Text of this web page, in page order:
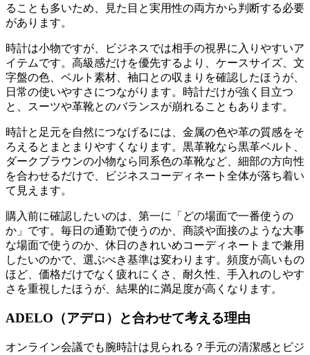
ることも多いため、見た目と実用性の両方から判断する必要
があります。
時計は小物ですが、ビジネスでは相手の視界に入りやすいア
イテムです。高級感だけを優先するより、ケースサイズ、文
字盤の色、ベルト素材、袖口との収まりを確認したほうが、
日常の使いやすさにつながります。時計だけが強く目立つ
と、スーツや革靴とのバランスが崩れることもあります。
時計と足元を自然につなげるには、金属の色や革の質感をそ
ろえるとまとまりやすくなります。黒革靴なら黒革ベルト、
ダークブラウンの小物なら同系色の革靴など、細部の方向性
を合わせるだけで、ビジネスコーディネート全体が落ち着い
て見えます。
購入前に確認したいのは、第一に「どの場面で一番使うの
か」です。毎日の通勤で使うのか、商談や面接のような大事
な場面で使うのか、休日のきれいめコーディネートまで兼用
したいのかで、選ぶべき基準は変わります。頻度が高いもの
ほど、価格だけでなく疲れにくさ、耐久性、手入れのしやす
さを重視したほうが、結果的に満足度が高くなります。
ADELO（アデロ）と合わせて考える理由
オンライン会議でも腕時計は見られる？手元の清潔感とビジ